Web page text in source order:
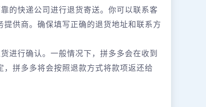
的快递公司进行退货寄送。你可以联系客
供商。确保填写正确的退货地址和联系方
进行确认。一般情况下，拼多多会在收到
拼多多将会按照退款方式将款项返还给